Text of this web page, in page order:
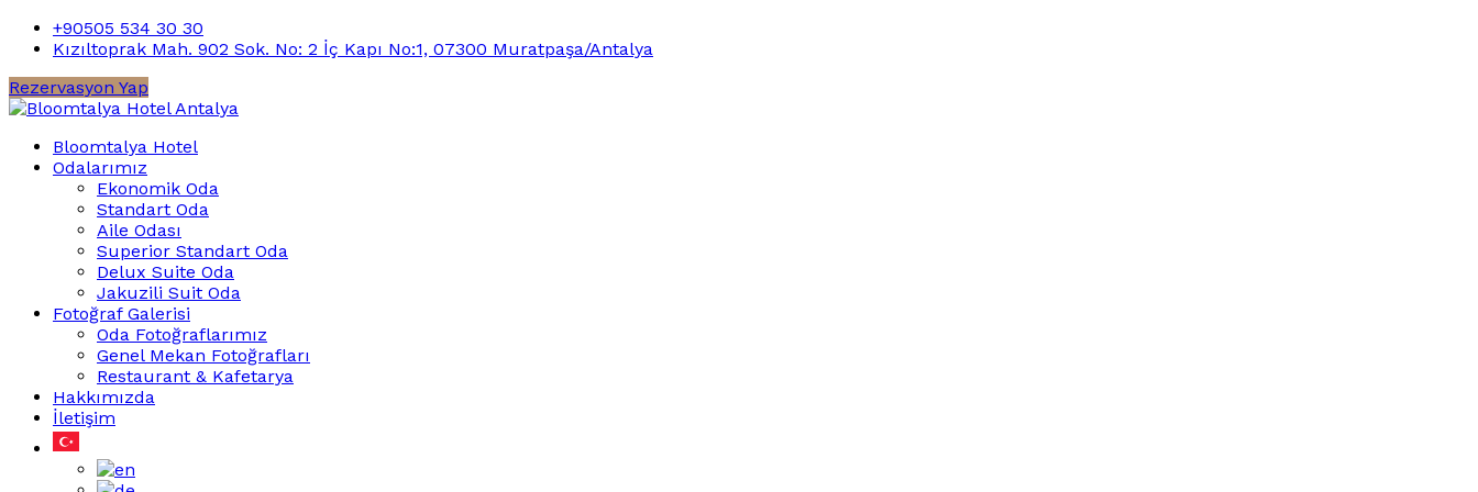
+90505 534 30 30
Kızıltoprak Mah. 902 Sok. No: 2 İç Kapı No:1, 07300 Muratpaşa/Antalya
Rezervasyon Yap
Bloomtalya Hotel
Odalarımız
Ekonomik Oda
Standart Oda
Aile Odası
Superior Standart Oda
Delux Suite Oda
Jakuzili Suit Oda
Fotoğraf Galerisi
Oda Fotoğraflarımız
Genel Mekan Fotoğrafları
Restaurant & Kafetarya
Hakkımızda
İletişim